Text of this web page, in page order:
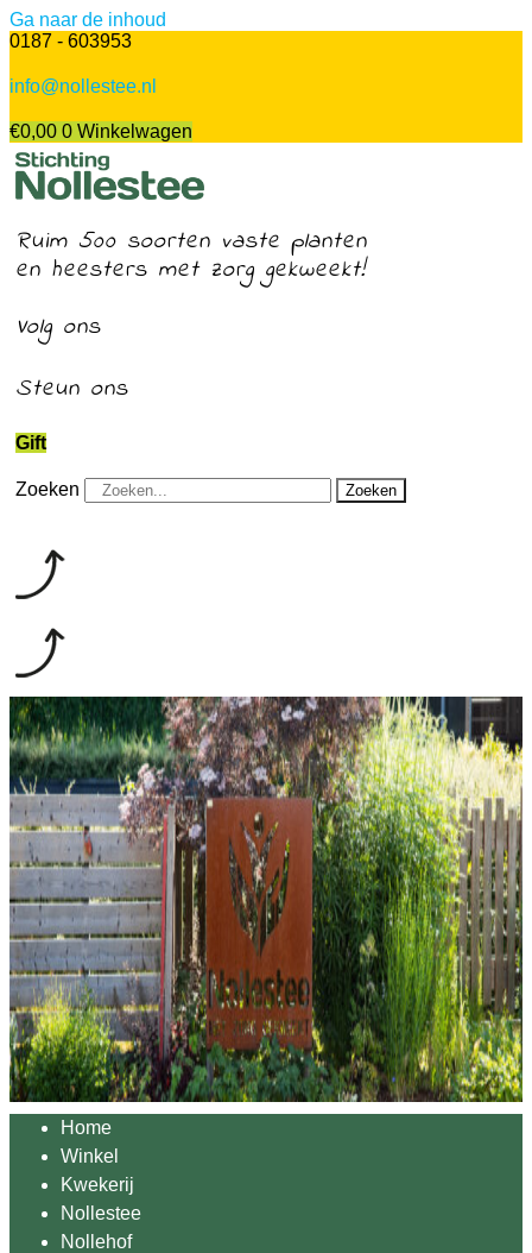
Ga naar de inhoud
0187 - 603953
info@nollestee.nl
€0,00 0 Winkelwagen
Ruim 500 soorten vaste planten
en heesters met zorg gekweekt!
Volg ons
Steun ons
Gift
Zoeken Zoeken
Home
Winkel
Kwekerij
Nollestee
Nollehof